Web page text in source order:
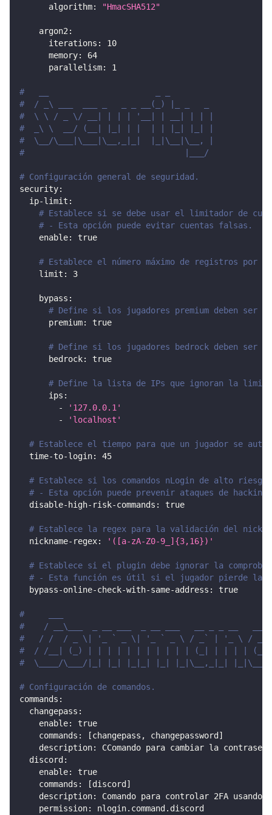
algorithm: "HmacSHA512"
argon2 :
iterations :
10
memory:
64
parallelism: 1
#   __                      _ _
#  / _\ ___  ___ _   _ _ __(_) |_ _   _
#  \ \ / _ \/ __| | | | '__| | __| | | |
#  _\ \  __/ (__| |_| | |  | | |_| |_| |
#  \__/\___|\___|\__,_|_|  |_|\__|\__, |
#                                 |___/
# Configuración general de seguridad.
security:
ip-limit :
# Establece si se debe usar el limitador de
# - Esta opción puede evitar cuentas falsas.
enable: true
# Establece el número máximo de registros por
limit : 3
bypass :
# Define si los jugadores premium deben ser
premium: true
# Define si los jugadores bedrock deben ser
bedrock: true
# Define la lista de IPs que ignoran la
ips :
-
'127.0.0.1'
-
'localhost'
# Establece el tiempo para que un jugador se
time-to-login: 45
# Establece si los comandos nLogin de alto
# - Esta opción puede prevenir ataques de
disable-high-risk-commands : true
# Establece la regex para la validación del nick.
nickname-regex: '([a-zA-Z0-9_]{3,16})'
# Establece si el plugin debe ignorar la
# - Esta función es útil si el jugador pierde la
bypass-online-check-with-same-address : true
#     ___                                          _
#    / __\___  _ __ ___  _ __ ___   __ _ _ __   __|
#   / /  / _ \| '_ ` _ \| '_ ` _ \ / _` | '_ \ / _`
#  / /__| (_) | | | | | | | | | | | (_| | | | | (_|
#  \____/\___/|_| |_| |_|_| |_| |_|\__,_|_|
# Configuración de comandos.
commands :
changepass :
enable:
true
commands : [changepass , changepassword ]
description:
CComando para cambiar la
discord :
enable:
true
commands : [discord ]
description:
Comando para controlar 2FA usando
permission:
nlogin.command.discord